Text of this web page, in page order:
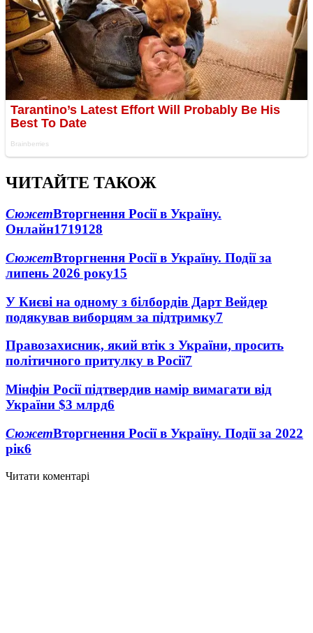
ЧИТАЙТЕ ТАКОЖ
СюжетВторгнення Росії в Україну.
Онлайн1719128
СюжетВторгнення Росії в Україну. Події за
липень 2026 року15
У Києві на одному з білбордів Дарт Вейдер
подякував виборцям за підтримку7
Правозахисник, який втік з України, просить
політичного притулку в Росії7
Мінфін Росії підтвердив намір вимагати від
України $3 млрд6
СюжетВторгнення Росії в Україну. Події за 2022
рік6
Читати коментарі